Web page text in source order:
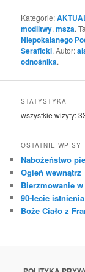
Kategorie:
modlitwy,msza.
Niepokalanego
Seraficki. Autor:
odnośnika.
STATYSTYKA
wszystkie wizyty:
OSTATNIE WPISY
Nabożeństwo
Ogień wewnątrz
Bierzmowanie
90-lecie
Boże Ciało z